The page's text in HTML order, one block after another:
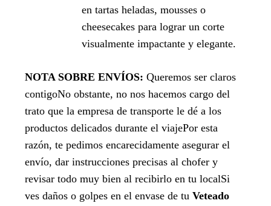
en tartas heladas, mousses o
cheesecakes para lograr un corte
visualmente impactante y elegante.
NOTA SOBRE ENVÍOS: Queremos ser claros
contigoNo obstante, no nos hacemos cargo del
trato que la empresa de transporte le dé a los
productos delicados durante el viajePor esta
razón, te pedimos encarecidamente asegurar el
envío, dar instrucciones precisas al chofer y
revisar todo muy bien al recibirlo en tu localSi
ves daños o golpes en el envase de tu Veteado